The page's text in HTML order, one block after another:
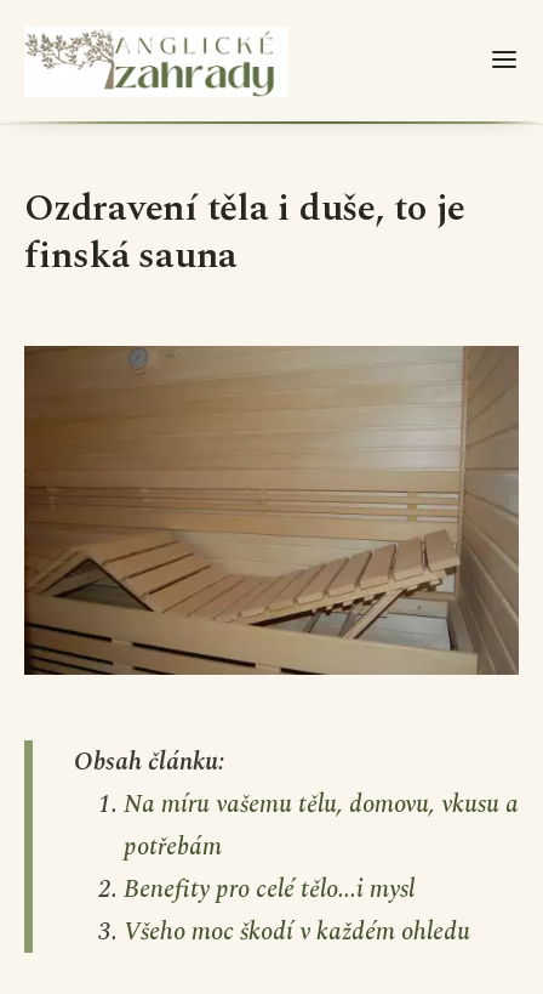
Ozdravení těla i duše, to je
finská sauna
Obsah článku:
Na míru vašemu tělu, domovu, vkusu a
potřebám
Benefity pro celé tělo...i mysl
Všeho moc škodí v každém ohledu